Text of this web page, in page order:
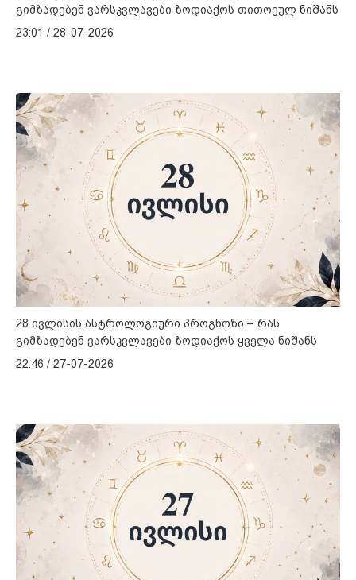
გიმზადებენ ვარსკვლავები ზოდიაქოს თითოეულ ნიშანს
23:01 / 28-07-2026
28 ივლისის ასტროლოგიური პროგნოზი – რას
გიმზადებენ ვარსკვლავები ზოდიაქოს ყველა ნიშანს
22:46 / 27-07-2026